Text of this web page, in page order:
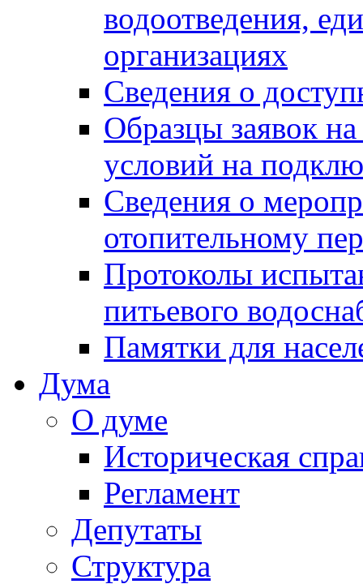
водоотведения,
организациях
Сведения о
Образцы заявок
условий на
Сведения о
отопительному
Протоколы
питьевого
Памятки для
Дума
О думе
Историческая
Регламент
Депутаты
Структура